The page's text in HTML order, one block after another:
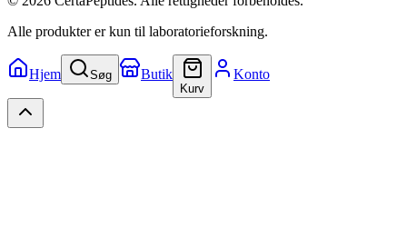
Alle produkter er kun til laboratorieforskning.
Hjem Søg Butik
Kurv
Konto